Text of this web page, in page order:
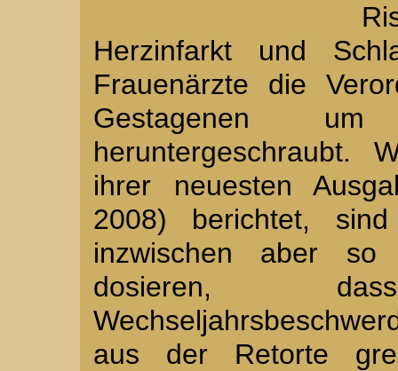
Herzinfarkt und
Frauenärzte die
Gestagenen
heruntergeschraubt.
ihrer neuesten
2008) berichtet, sind
inzwischen aber
dosieren,
aus der Retorte